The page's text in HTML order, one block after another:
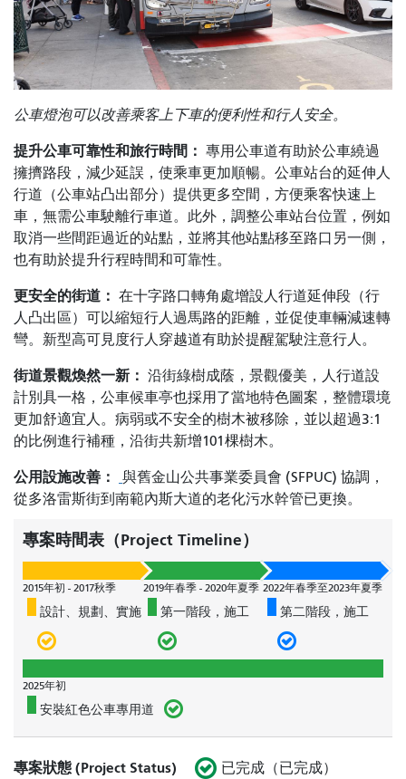
公車燈泡可以改善乘客上下車的便利性和行人安全。
提升公車可靠性和旅行時間： 專用公車道有助於公車繞過
擁擠路段，減少延誤，使乘車更加順暢。公車站台的延伸人
行道（公車站凸出部分）提供更多空間，方便乘客快速上
車，無需公車駛離行車道。此外，調整公車站台位置，例如
取消一些間距過近的站點，並將其他站點移至路口另一側，
也有助於提升行程時間和可靠性。
更安全的街道： 在十字路口轉角處增設人行道延伸段（行
人凸出區）可以縮短行人過馬路的距離，並促使車輛減速轉
彎。新型高可見度行人穿越道有助於提醒駕駛注意行人。
街道景觀煥然一新： 沿街綠樹成蔭，景觀優美，人行道設
計別具一格，公車候車亭也採用了當地特色圖案，整體環境
更加舒適宜人。病弱或不安全的樹木被移除，並以超過3:1
的比例進行補種，沿街共新增101棵樹木。
公用設施改善：
與舊金山公共事業委員會 (SFPUC) 協調，
從多洛雷斯街到南範內斯大道的老化污水幹管已更換。
專案時間表（Project Timeline）
2015年初 - 2017秋季
設計、規劃、實施
2019年春季 - 2020年夏季
第一階段，施工
2022年春季至2023年夏季
第二階段，施工
2025年初
安裝紅色公車專用道
專案狀態 (Project Status) 已完成（已完成）